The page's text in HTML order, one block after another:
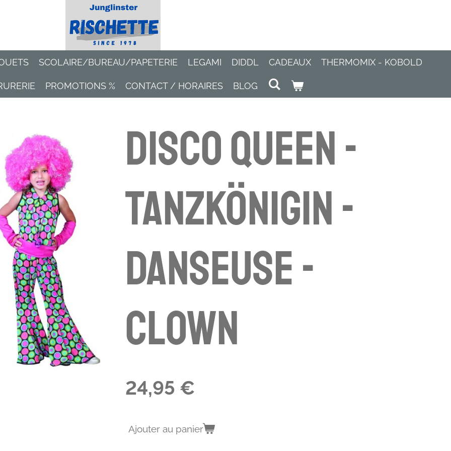
SCOLAIRE/BUREAU/PAPETERIE LEGAMI DIDDL CADEAUX THERMOMIX - KOBOLD
PROMOTIONS % CONTACT / HORAIRES BLOG
Disco Queen -
Tanzkönigin -
danseuse -
clown
24,95 €
Ajouter au panier